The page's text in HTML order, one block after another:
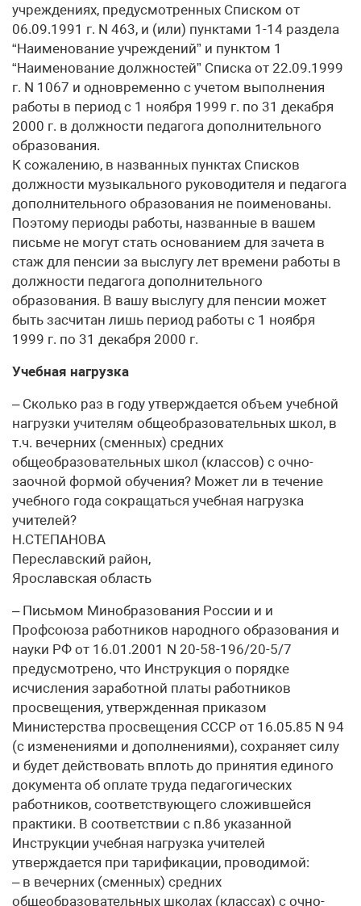
учреждениях, предусмотренных Списком от
06.09.1991 г. N 463, и (или) пунктами 1-14 раздела
“Наименование учреждений” и пунктом 1
“Наименование должностей” Списка от 22.09.1999
г. N 1067 и одновременно с учетом выполнения
работы в период с 1 ноября 1999 г. по 31 декабря
2000 г. в должности педагога дополнительного
образования.
К сожалению, в названных пунктах Списков
должности музыкального руководителя и педагога
дополнительного образования не поименованы.
Поэтому периоды работы, названные в вашем
письме не могут стать основанием для зачета в
стаж для пенсии за выслугу лет времени работы в
должности педагога дополнительного
образования. В вашу выслугу для пенсии может
быть засчитан лишь период работы с 1 ноября
1999 г. по 31 декабря 2000 г.
Учебная нагрузка
– Сколько раз в году утверждается объем учебной
нагрузки учителям общеобразовательных школ, в
т.ч. вечерних (сменных) средних
общеобразовательных школ (классов) с очно-
заочной формой обучения? Может ли в течение
учебного года сокращаться учебная нагрузка
учителей?
Н.СТЕПАНОВА
Переславский район,
Ярославская область
– Письмом Минобразования России и и
Профсоюза работников народного образования и
науки РФ от 16.01.2001 N 20-58-196/20-5/7
предусмотрено, что Инструкция о порядке
исчисления заработной платы работников
просвещения, утвержденная приказом
Министерства просвещения СССР от 16.05.85 N 94
(с изменениями и дополнениями), сохраняет силу
и будет действовать вплоть до принятия единого
документа об оплате труда педагогических
работников, соответствующего сложившейся
практики. В соответствии с п.86 указанной
Инструкции учебная нагрузка учителей
утверждается при тарификации, проводимой:
– в вечерних (сменных) средних
общеобразовательных школах (классах) с очно-